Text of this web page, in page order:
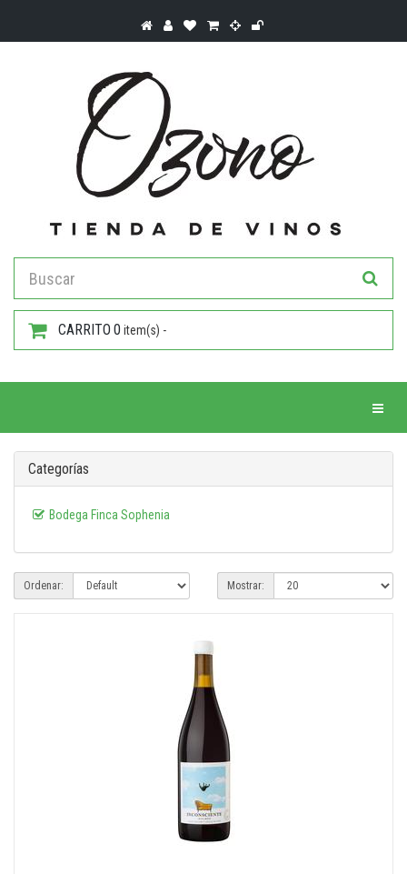
CARRITO 0 item(s) -
Categorías
Bodega Finca Sophenia
Ordenar: Mostrar: